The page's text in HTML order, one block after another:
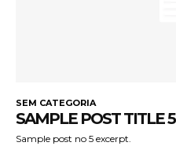
SEM CATEGORIA
SAMPLE POST TITLE 5
Sample post no 5 excerpt.